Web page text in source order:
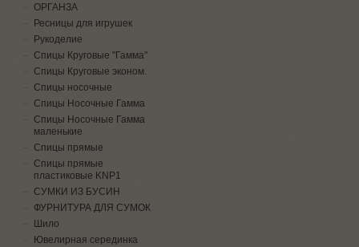
ОРГАНЗА
Ресницы для игрушек
Рукоделие
Спицы Круговые "Гамма"
Спицы Круговые эконом.
Спицы носочные
Спицы Носочные Гамма
Спицы Носочные Гамма
маленькие
Спицы прямые
Спицы прямые
пластиковые KNP1
СУМКИ ИЗ БУСИН
ФУРНИТУРА ДЛЯ СУМОК
Шило
Ювелирная серединка